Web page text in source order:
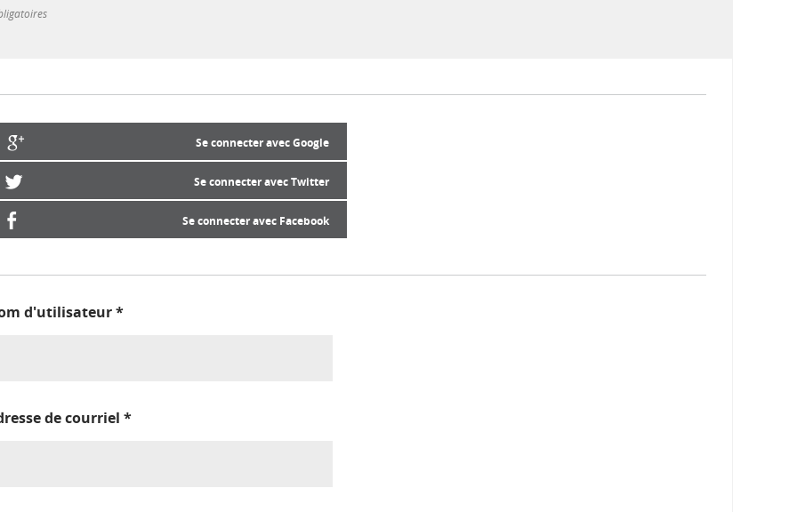
Se connecter avec Google
Se connecter avec Twitter
Se connecter avec Facebook
d'utilisateur*
de courriel *